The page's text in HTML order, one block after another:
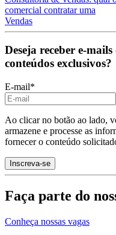
comercial contratar uma
Vendas
Deseja receber e-
conteúdos exclusivos?
E-mail*
Ao clicar no botão ao lado,
armazene e processe as
fornecer o conteúdo
Faça parte do
Conheça nossas vagas